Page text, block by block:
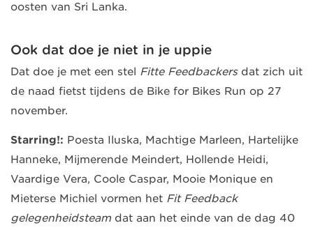
oosten van Sri Lanka.
Ook dat doe je niet in je uppie
Dat doe je met een stel Fitte Feedbackersdat zich uit
de naad fietst tijdens de Bike for Bikes Run op 27
november.
Starring!: Poesta Iluska, Machtige Marleen, Hartelijke
Hanneke, Mijmerende Meindert, Hollende Heidi,
Vaardige Vera, Coole Caspar, Mooie Monique en
Mieterse Michiel vormen het Fit Feedback
gelegenheidsteam dat aan het einde van de dag 40